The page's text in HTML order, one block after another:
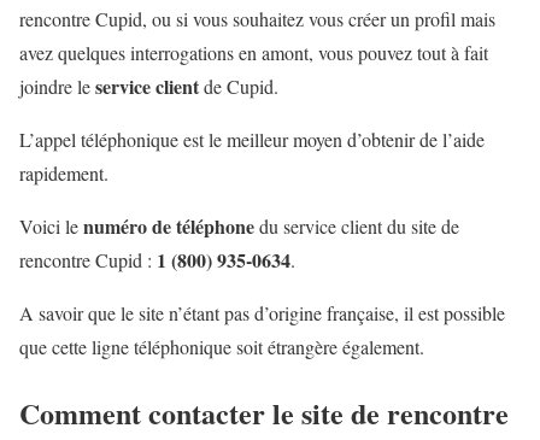
rencontre Cupid, ou si vous souhaitez vous créer un profil mais
avez quelques interrogations en amont, vous pouvez tout à fait
joindre leservice clientde Cupid.
L’appel téléphonique est le meilleur moyen d’obtenir de l’aide
rapidement.
Voici lenuméro de téléphonedu service client du site de
rencontre Cupid : 1 (800) 935-0634.
A savoir que le site n’étant pas d’origine française, il est possible
que cette ligne téléphonique soit étrangère également.
Comment contacter le site de rencontre